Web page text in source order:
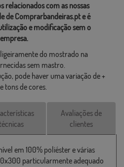
relacionados com as nossas
de Comprarbandeiras.pt e é
e modificação sem o
do mostrado na
sem mastro.
pode haver uma variação de +
tons de cores.
técnicas
Avaliações de
clientes
em 100% poliéster e várias
particularmente adequado